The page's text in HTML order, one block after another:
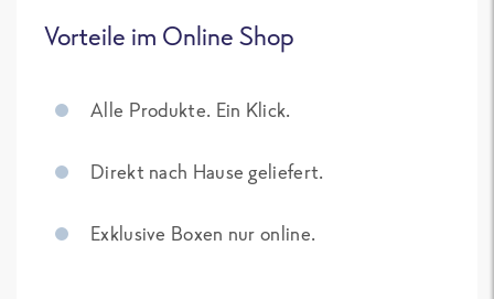
Vorteile im Online Shop
Alle Produkte. Ein Klick.
Direkt nach Hause geliefert.
Exklusive Boxen nur online.